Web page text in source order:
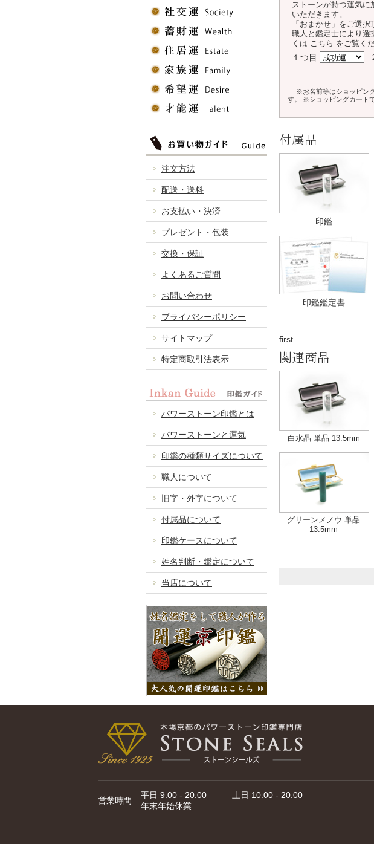
ストーンが持つ運気に
いただきます。
「おまかせ」をご選
職人と鑑定士により選
くは こちら をご覧く
１つ目
※お名前等はショッピン
す。 ※ショッピングカート
付属品
印鑑
印鑑鑑定書
first
関連商品
白水晶 単品 13.5mm
グリーンメノウ 単品
13.5mm
注文方法
配送・送料
お支払い・決済
プレゼント・包装
交換・保証
よくあるご質問
お問い合わせ
プライバシーポリシー
サイトマップ
特定商取引法表示
パワーストーン印鑑とは
パワーストーンと運気
印鑑の種類サイズについて
職人について
旧字・外字について
付属品について
印鑑ケースについて
姓名判断・鑑定について
当店について
営業時間
平日 9:00 - 20:00 土日 10:00 - 20:00
年末年始休業